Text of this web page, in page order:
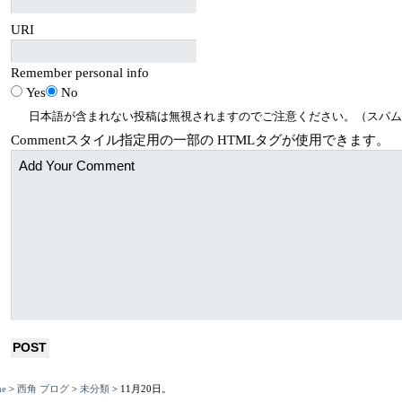
URI
Remember personal info
Yes
No
日本語が含まれない投稿は無視されますのでご注意ください。（スパ
Commentスタイル指定用の一部の HTMLタグが使用できます。
> 西角 ブログ> 未分類> 11月20日。